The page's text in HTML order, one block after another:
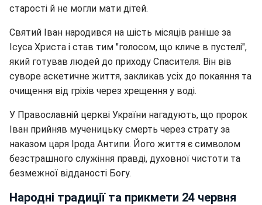
старості й не могли мати дітей.
Святий Іван народився на шість місяців раніше за
Ісуса Христа і став тим "голосом, що кличе в пустелі",
який готував людей до приходу Спасителя. Він вів
суворе аскетичне життя, закликав усіх до покаяння та
очищення від гріхів через хрещення у воді.
У Православній церкві України нагадують, що пророк
Іван прийняв мученицьку смерть через страту за
наказом царя Ірода Антипи. Його життя є символом
безстрашного служіння правді, духовної чистоти та
безмежної відданості Богу.
Народні традиції та прикмети 24 червня